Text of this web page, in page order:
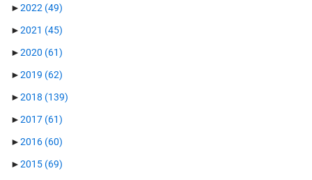
►2022 (49)
►2021 (45)
►2020 (61)
►2019 (62)
►2018 (139)
►2017 (61)
►2016 (60)
►2015 (69)